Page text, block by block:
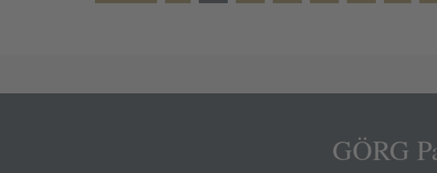
GÖRG